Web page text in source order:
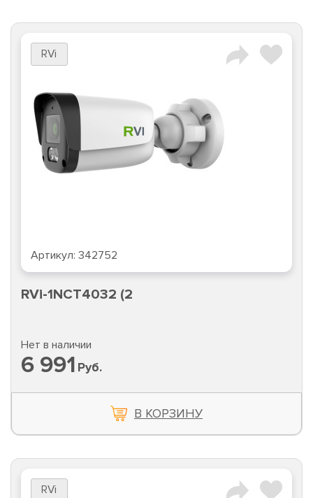
RVi
Артикул: 342752
RVi-1NCT4032 (2
Нет в наличии
6 991 Руб.
В КОРЗИНУ
RVi